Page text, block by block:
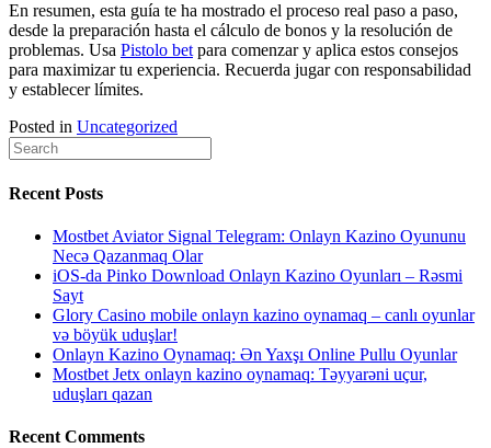
En resumen, esta guía te ha mostrado el proceso real paso a paso,
desde la preparación hasta el cálculo de bonos y la resolución de
problemas. Usa Pistolo bet para comenzar y aplica estos consejos
para maximizar tu experiencia. Recuerda jugar con responsabilidad
y establecer límites.
Posted in Uncategorized
Recent Posts
Mostbet Aviator Signal Telegram: Onlayn Kazino Oyununu
Necə Qazanmaq Olar
iOS-da Pinko Download Onlayn Kazino Oyunları – Rəsmi
Sayt
Glory Casino mobile onlayn kazino oynamaq – canlı oyunlar
və böyük uduşlar!
Onlayn Kazino Oynamaq: Ən Yaxşı Online Pullu Oyunlar
Mostbet Jetx onlayn kazino oynamaq: Təyyarəni uçur,
uduşları qazan
Recent Comments